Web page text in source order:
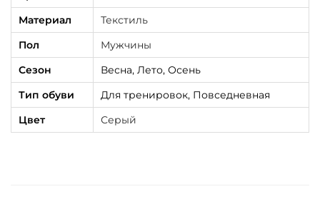
Материал
Текстиль
Пол
Мужчины
Сезон
Весна, Лето, Осень
Тип обуви
Для тренировок, Повседневная
Цвет
Серый